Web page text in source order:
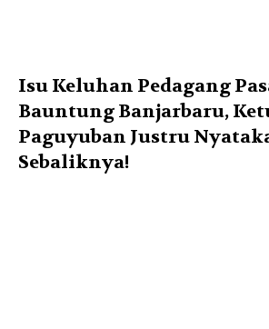
Isu Keluhan Pedagang
Bauntung Banjarbaru,
Paguyuban Justru
Sebaliknya!